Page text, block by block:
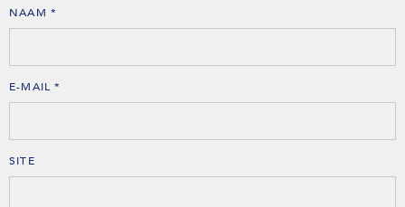
NAAM *
E-MAIL*
SITE